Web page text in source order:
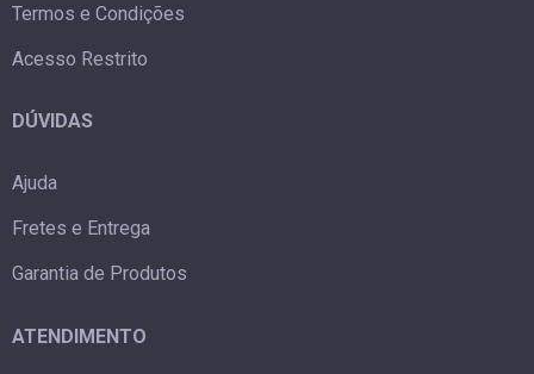
Termos e Condições
Acesso Restrito
DÚVIDAS
Ajuda
Fretes e Entrega
Garantia de Produtos
ATENDIMENTO